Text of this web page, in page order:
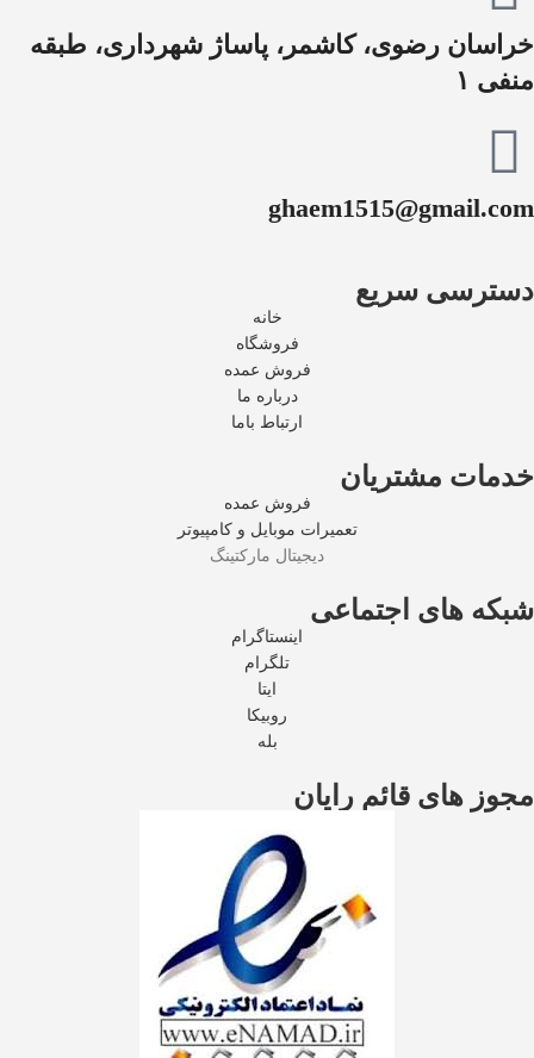
خراسان رضوی، کاشمر، پاساژ شهرداری، طبقه
منفی ۱
ghaem1515@gmail.com
دسترسی سریع
خانه
فروشگاه
فروش عمده
درباره ما
ارتباط باما
خدمات مشتریان
فروش عمده
تعمیرات موبایل و کامپیوتر
دیجیتال مارکتینگ
شبکه های اجتماعی
اینستاگرام
تلگرام
ایتا
روبیکا
بله
مجوز های قائم رایان